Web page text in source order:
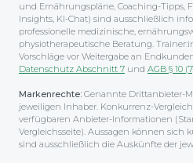
und Ernährungspläne, Coaching-Tipps,
Insights, KI-Chat) sind ausschließlich
professionelle medizinische,
physiotherapeutische Beratung.
Vorschläge vor Weitergabe an
Datenschutz Abschnitt 7 und AGB § 10
Markenrechte: Genannte Drittanbieter-
jeweiligen Inhaber. Konkurrenz-
verfügbaren Anbieter-Informationen
Vergleichsseite). Aussagen können sich
sind ausschließlich die Auskünfte der